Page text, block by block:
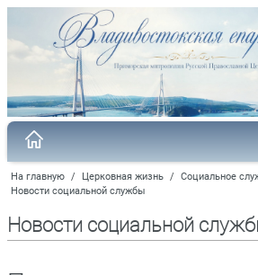
На главную / Церковная жизнь / Социальное
Новости социальной службы
Новости социальной